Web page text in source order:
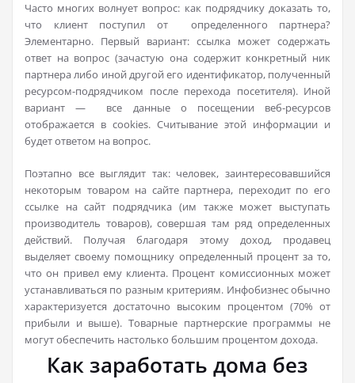
Часто многих волнует вопрос: как подрядчику доказать то,
что клиент поступил от определенного партнера?
Элементарно. Первый вариант: ссылка может содержать
ответ на вопрос (зачастую она содержит конкретный ник
партнера либо иной другой его идентификатор, полученный
ресурсом-подрядчиком после перехода посетителя). Иной
вариант — все данные о посещении веб-ресурсов
отображается в cookies. Считывание этой информации и
будет ответом на вопрос.
Поэтапно все выглядит так: человек, заинтересовавшийся
некоторым товаром на сайте партнера, переходит по его
ссылке на сайт подрядчика (им также может выступать
производитель товаров), совершая там ряд определенных
действий. Получая благодаря этому доход, продавец
выделяет своему помощнику определенный процент за то,
что он привел ему клиента. Процент комиссионных может
устанавливаться по разным критериям. Инфобизнес обычно
характеризуется достаточно высоким процентом (70% от
прибыли и выше). Товарные партнерские программы не
могут обеспечить настолько большим процентом дохода.
Как заработать дома без